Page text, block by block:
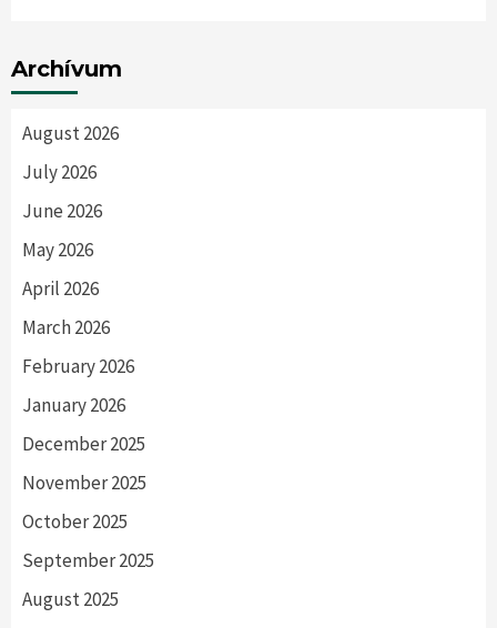
Archívum
August 2026
July 2026
June 2026
May 2026
April 2026
March 2026
February 2026
January 2026
December 2025
November 2025
October 2025
September 2025
August 2025